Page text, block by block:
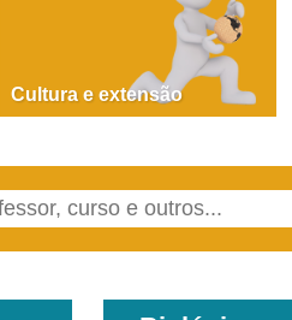
PAOLA
Dire, fare,
Cultura e extensão